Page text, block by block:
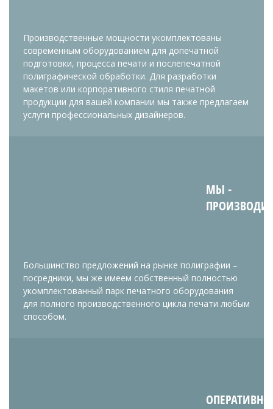
Производственные мощности укомплектованы
современным оборудованием для допечатной
подготовки, процесса печати и послепечатной
полиграфической обработки. Для разработки
макетов или корпоративного стиля печатной
продукции для вашей компании мы также предлагаем
услуги профессиональных дизайнеров.
МЫ -
Большинство предложений на рынке полиграфии –
посредники, мы же имеем собственный полностью
укомплектованный парк печатного оборудования
для полного производственного цикла печати любым
способом.